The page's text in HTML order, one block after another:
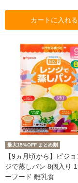
カートに入れる
最大15%OFF まとめ割
【9ヵ月頃から】ピジ
ジで蒸しパン 8個入り
ーフード 離乳食